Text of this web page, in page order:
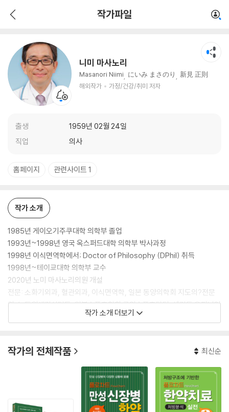
작가파일
니미 마사노리
Masanori Niimi にいみ まさのり
新見 正則
해외작가
가정/건강/취미 저자
출생
1959년 02월 24일
직업
의사
가정/건강/취미 저자
홈페이지 관련사이트 1
작가 소개
1985년 게이오기주쿠대학 의학부 졸업
1993년~1998년 영국 옥스퍼드대학 의학부 박사과정
1998년 이식면역학에서; Doctor of Philosophy (DPhil) 취득
1998년~테이쿄대학 의학부 교수
2020년 노미 마사노리의원 개설
전문: 소화기외과, 혈관외과, 이식면역학, 일본 동양의학회 지도의?전문
의, 노동위생컨설턴트, 일본스포츠협회 공인스포츠닥터, 세컨드 오피니언
의 선구자로서 텔레비전 출연 다수.
전문분야
소화기외과, 혈관외과, 이식면역학, 일본동양의학회 지도의·전문의, 노동
위생 컨설턴트, 일본체육협회 인증 스포츠 닥터, 세컨드 오피니언의 개척
자로서 TV에 출연 다수. 한방의학은 마쓰다 구니오(松田邦夫) 선생에게
사사
작가 소개 더보기
작가의 전체작품 최신순